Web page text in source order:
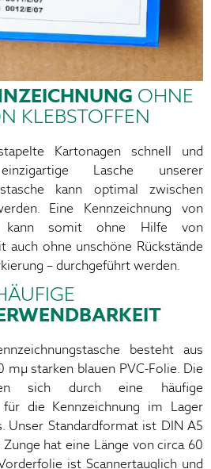
OHNE
KLEBSTOFFEN
Kartonagen schnell und
Lasche unserer
kann optimal zwischen
Eine Kennzeichnung von
kann somit ohne Hilfe von
auch ohne unschöne Rückstände
– durchgeführt werden.
besteht aus
starken blauen PVC-Folie. Die
sich durch eine häufige
für die Kennzeichnung im Lager
Unser Standardformat ist DIN A5
hat eine Länge von circa 60
ist Scannertauglich und